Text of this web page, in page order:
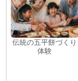
伝統の五平餅づくり
体験